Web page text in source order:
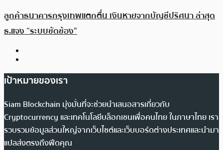
ลูกค้าธนาคารกรุงเทพแตกตื่น เงินหายจากบัญชีปริศนา ล่าสุด
ธ.แจง “ระบบขัดข้อง”
เป้าหมายของเรา
Siam Blockchain มุ่งมั่นที่จะช่วยนำเสนอสารเกี่ยวกับ
Cryptocurrency และเทคโนโลยีบล็อกเชนเพื่อคนไทย ในภาษาไทย เรา
รวบรวมข้อมูลส่วนใหญ่จากเว็บไซต์และเว็บบอร์ดต่างประเทศและนำมา
แปลส่งตรงถึงฟีดคุณ